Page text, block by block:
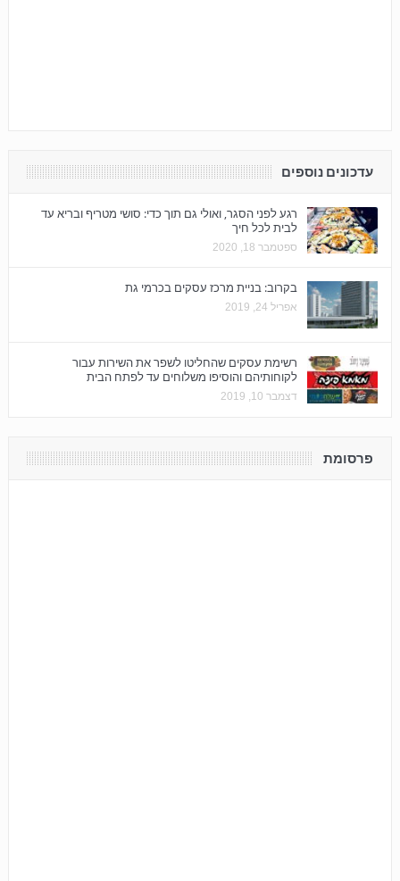
עדכונים נוספים
רגע לפני הסגר, ואולי גם תוך כדי: סושי מטריף ובריא עד
לבית לכל חיך
ספטמבר 18, 2020
בקרוב: בניית מרכז עסקים בכרמי גת
אפריל 24, 2019
רשימת עסקים שהחליטו לשפר את השירות עבור
לקוחותיהם והוסיפו משלוחים עד לפתח הבית
דצמבר 10, 2019
פרסומת